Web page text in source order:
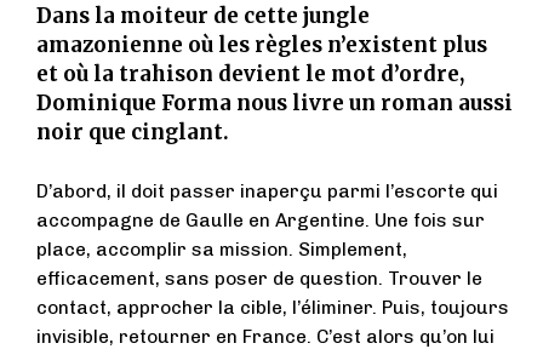
Dans la moiteur de cette jungle
amazonienne où les règles n’existent plus
et où la trahison devient le mot d’ordre,
Dominique Forma nous livre un roman aussi
noir que cinglant.
D’abord, il doit passer inaperçu parmi l’escorte qui
accompagne de Gaulle en Argentine. Une fois sur
place, accomplir sa mission. Simplement,
efficacement, sans poser de question. Trouver le
contact, approcher la cible, l’éliminer. Puis, toujours
invisible, retourner en France. C’est alors qu’on lui